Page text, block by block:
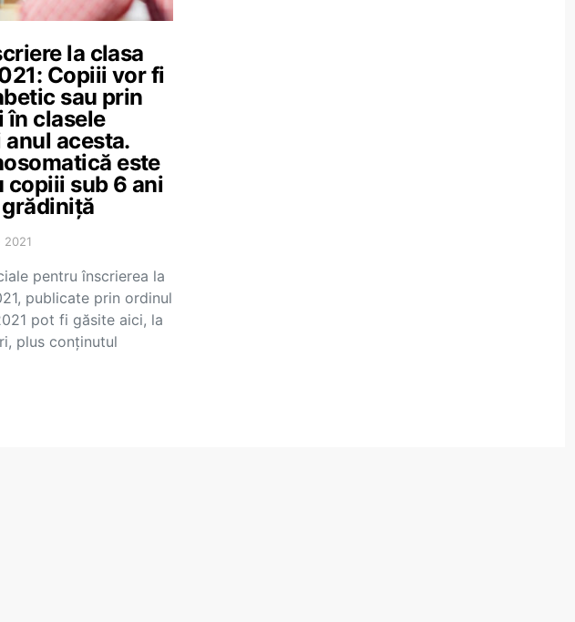
la clasa
Copiii vor fi
sau prin
în clasele
acesta.
este
copiii sub 6 ani
2021
pentru înscrierea la
publicate prin ordinul
pot fi găsite aici, la
plus conținutul